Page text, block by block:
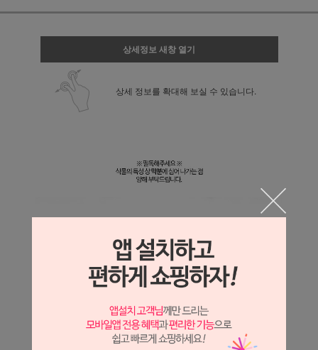
상세정보 새창 열기
상세 정보를 확대해 보실 수 있습니다.